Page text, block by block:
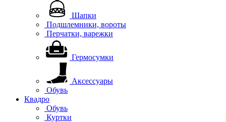
Шапки
Подшлемники, вороты
Перчатки, варежки
Гермосумки
Аксессуары
Обувь
Квадро
Обувь
Куртки